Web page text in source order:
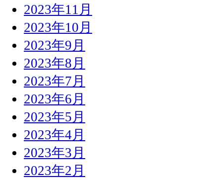
2023年11月
2023年10月
2023年9月
2023年8月
2023年7月
2023年6月
2023年5月
2023年4月
2023年3月
2023年2月